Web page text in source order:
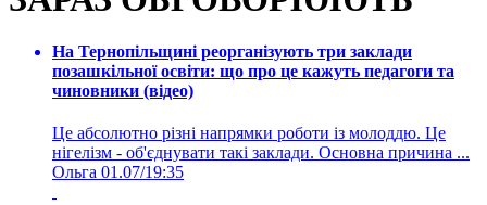
На Тернопільщині реорганізують три заклади
позашкільної освіти: що про це кажуть педагоги та
чиновники (відео)
Це абсолютно різні напрямки роботи із молоддю. Це
нігелізм - об'єднувати такі заклади. Основна причина ...
Ольга 01.07/19:35